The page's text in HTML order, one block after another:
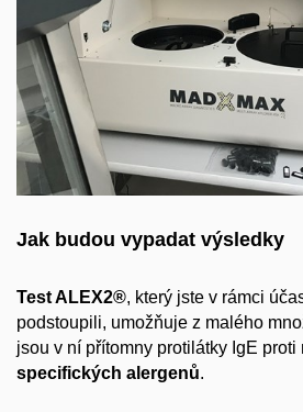
Jak budou vypadat výsledky
Test ALEX2®, který jste v rámci
podstoupili, umožňuje z malého
jsou v ní přítomny protilátky IgE proti
specifických alergenů.